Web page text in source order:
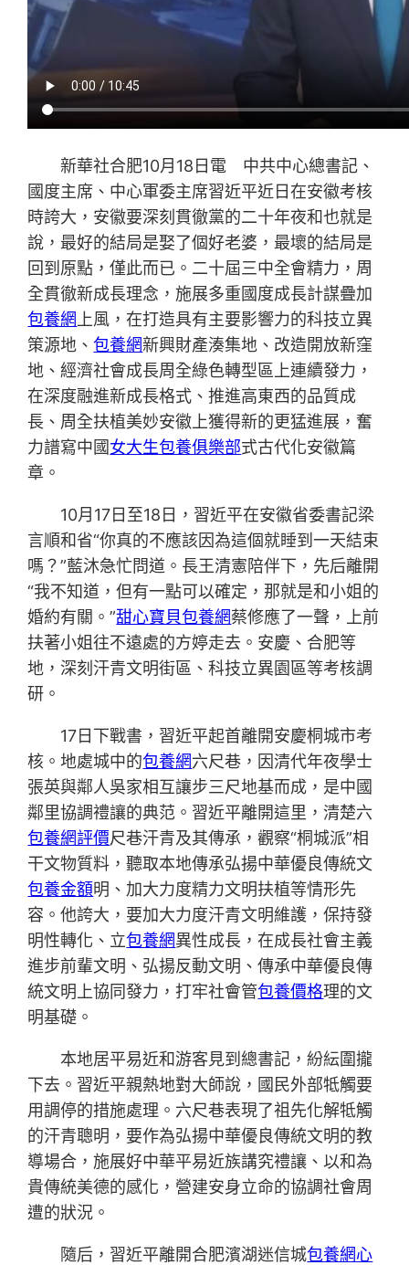
新華社合肥10月18日電 中共中心總書記、
國度主席、中心軍委主席習近平近日在安徽考核
時誇大，安徽要深刻貫徹黨的二十年夜和也就是
說，最好的結局是娶了個好老婆，最壞的結局是
回到原點，僅此而已。二十屆三中全會精力，周
全貫徹新成長理念，施展多重國度成長計謀疊加
包養網 上風，在打造具有主要影響力的科技立異
策源地、包養網新興財產湊集地、改造開放新窪
地、經濟社會成長周全綠色轉型區上連續發力，
在深度融進新成長格式、推進高東西的品質成
長、周全扶植美妙安徽上獲得新的更猛進展，奮
力譜寫中國女大生包養俱樂部式古代化安徽篇
章。
10月17日至18日，習近平在安徽省委書記梁
言順和省“你真的不應該因為這個就睡到一天結束
嗎？”藍沐急忙問道。長王清憲陪伴下，先后離開
“我不知道，但有一點可以確定，那就是和小姐的
婚約有關。”甜心寶貝包養網蔡修應了一聲，上前
扶著小姐往不遠處的方婷走去。安慶、合肥等
地，深刻汗青文明街區、科技立異園區等考核調
研。
17日下戰書，習近平起首離開安慶桐城市考
核。地處城中的包養網六尺巷，因清代年夜學士
張英與鄰人吳家相互讓步三尺地基而成，是中國
鄰里協調禮讓的典范。習近平離開這里，清楚六
包養網評價尺巷汗青及其傳承，觀察“桐城派”相
干文物質料，聽取本地傳承弘揚中華優良傳統文
包養金額明、加大力度精力文明扶植等情形先
容。他誇大，要加大力度汗青文明維護，保持發
明性轉化、立包養網異性成長，在成長社會主義
進步前輩文明、弘揚反動文明、傳承中華優良傳
統文明上協同發力，打牢社會管包養價格理的文
明基礎。
本地居平易近和游客見到總書記，紛紜圍攏
下去。習近平親熱地對大師說，國民外部牴觸要
用調停的措施處理。六尺巷表現了祖先化解牴觸
的汗青聰明，要作為弘揚中華優良傳統文明的教
導場合，施展好中華平易近族講究禮讓、以和為
貴傳統美德的感化，營建安身立命的協調社會周
遭的狀況。
隨后，習近平離開合肥濱湖迷信城包養網心